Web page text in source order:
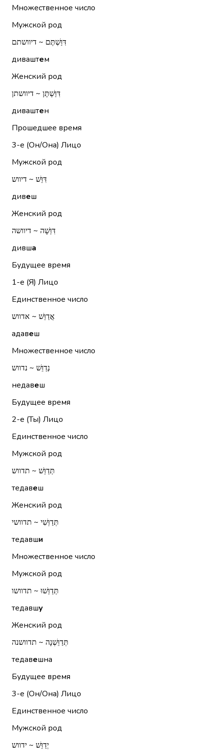
Множественное число
Мужской род
דִּוַּשְׁתֶּם ~ דיוושתם
диваштем
Женский род
דִּוַּשְׁתֶּן ~ דיוושתן
диваштен
Прошедшее время
3-е (Он/Она) Лицо
Мужской род
דִּוֵּשׁ ~ דיווש
дивеш
Женский род
דִּוְּשָׁה ~ דיוושה
дивша
Будущее время
1-е (Я) Лицо
Единственное число
אֲדַוֵּשׁ ~ אדווש
адавеш
Множественное число
נְדַוֵּשׁ ~ נדווש
недавеш
Будущее время
2-е (Ты) Лицо
Единственное число
Мужской род
תְּדַוֵּשׁ ~ תדווש
тедавеш
Женский род
תְּדַוְּשִׁי ~ תדוושי
тедавши
Множественное число
Мужской род
תְּדַוְּשׁוּ ~ תדוושו
тедавшу
Женский род
תְּדַוֵּשְׁנָה ~ תדוושנה
тедавешна
Будущее время
3-е (Он/Она) Лицо
Единственное число
Мужской род
יְדַוֵּשׁ ~ ידווש